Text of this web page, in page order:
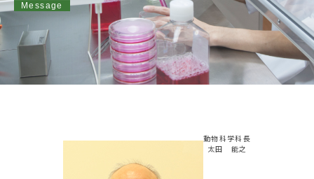
Message
動物科学科長
太田 能之